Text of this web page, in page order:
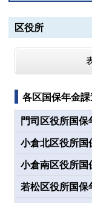
区役所
各区国保年金
門司区役所国
小倉北区役所国
小倉南区役所国
若松区役所国保